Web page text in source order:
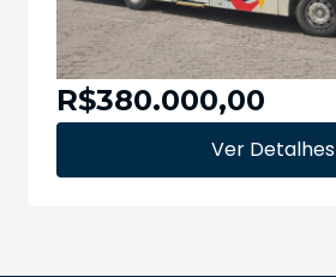
R$380.000,00
Ver Detalhes